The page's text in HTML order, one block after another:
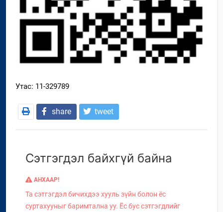
Утас: 11-329789
share tweet
Сэтгэгдэл байхгүй байна
АНХААР!
Та сэтгэгдэл бичихдээ хууль зүйн болон ёс
суртахууныг баримтална уу. Ёс бус сэтгэгдлийг